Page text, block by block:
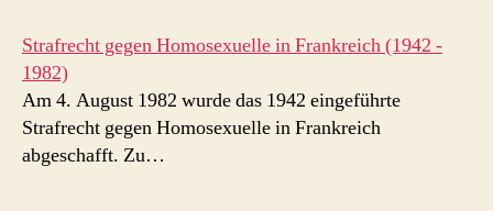
Strafrecht gegen Homosexuelle in Frankreich (1942 -
1982)
Am 4. August 1982 wurde das 1942 eingeführte
Strafrecht gegen Homosexuelle in Frankreich
abgeschafft. Zu…